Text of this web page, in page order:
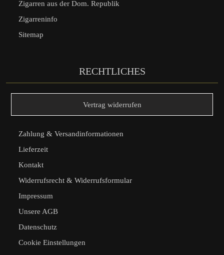
Zigarren aus der Dom. Republik
Zigarreninfo
Sitemap
RECHTLICHES
Vertrag widerrufen
Zahlung & Versandinformationen
Lieferzeit
Kontakt
Widerrufsrecht & Widerrufsformular
Impressum
Unsere AGB
Datenschutz
Cookie Einstellungen